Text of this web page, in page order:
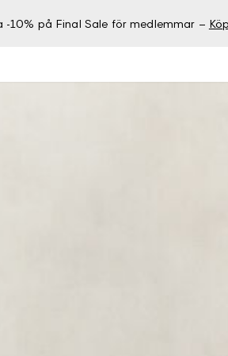
-10% på Final Sale för medlemmar –